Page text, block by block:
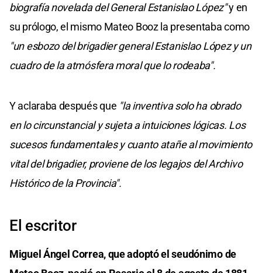
biografía novelada del General Estanislao López"y en
su prólogo, el mismo Mateo Booz la presentaba como
"un esbozo del brigadier general Estanislao López y un
cuadro de la atmósfera moral que lo rodeaba".
Y aclaraba después que "la inventiva solo ha obrado
en lo circunstancial y sujeta a intuiciones lógicas. Los
sucesos fundamentales y cuanto atañe al movimiento
vital del brigadier, proviene de los legajos del Archivo
Histórico de la Provincia".
El escritor
Miguel Ángel Correa, que adoptó el seudónimo de